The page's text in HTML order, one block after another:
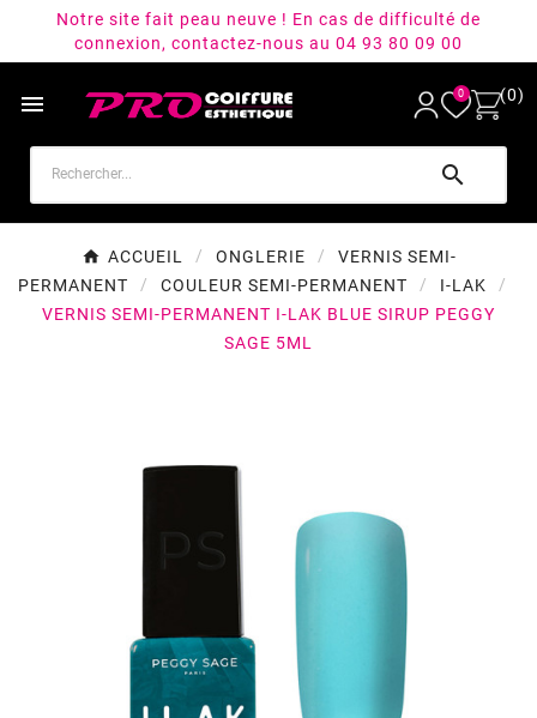
Notre site fait peau neuve ! En cas de difficulté de
connexion, contactez-nous au 04 93 80 09 00
 0 (0)

ACCUEIL ONGLERIE
VERNIS SEMI-
PERMANENT
COULEUR SEMI-PERMANENT
I-LAK
VERNIS SEMI-PERMANENT I-LAK BLUE SIRUP PEGGY
SAGE 5ML